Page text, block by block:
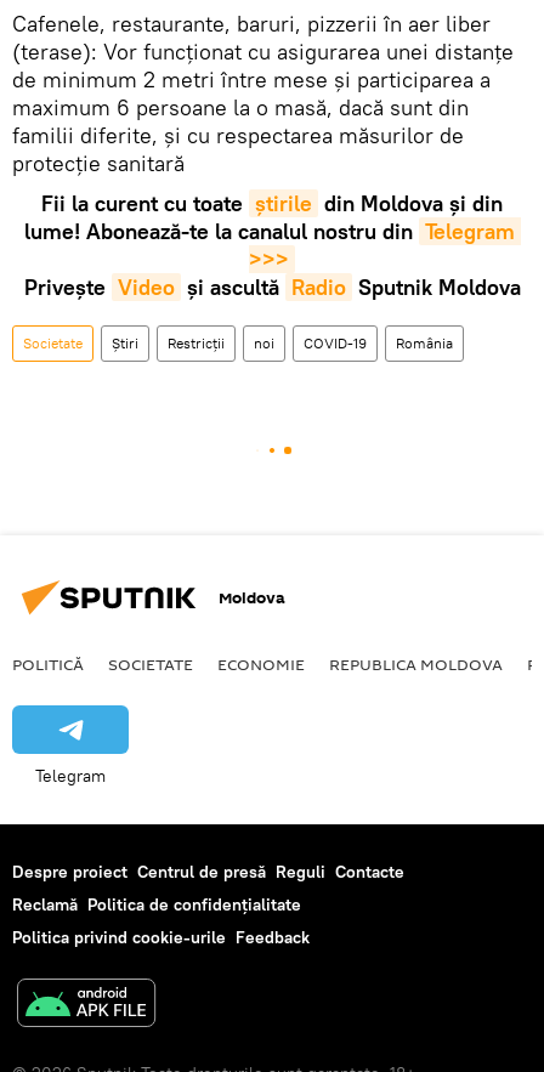
Cafenele, restaurante, baruri, pizzerii în aer liber
(terase): Vor funcționat cu asigurarea unei distanțe
de minimum 2 metri între mese și participarea a
maximum 6 persoane la o masă, dacă sunt din
familii diferite, și cu respectarea măsurilor de
protecție sanitară
Fii la curent cu toate știrile din Moldova și din
lume! Abonează-te la canalul nostru din Telegram
>>>
Privește Video și ascultă Radio Sputnik Moldova
Societate Știri Restricții noi COVID-19 România
Moldova
POLITICĂ SOCIETATE ECONOMIE REPUBLICA MOLDOVA
Telegram
Despre proiect Centrul de presă Reguli Contacte
Reclamă Politica de confidențialitate
Politica privind cookie-urile Feedback